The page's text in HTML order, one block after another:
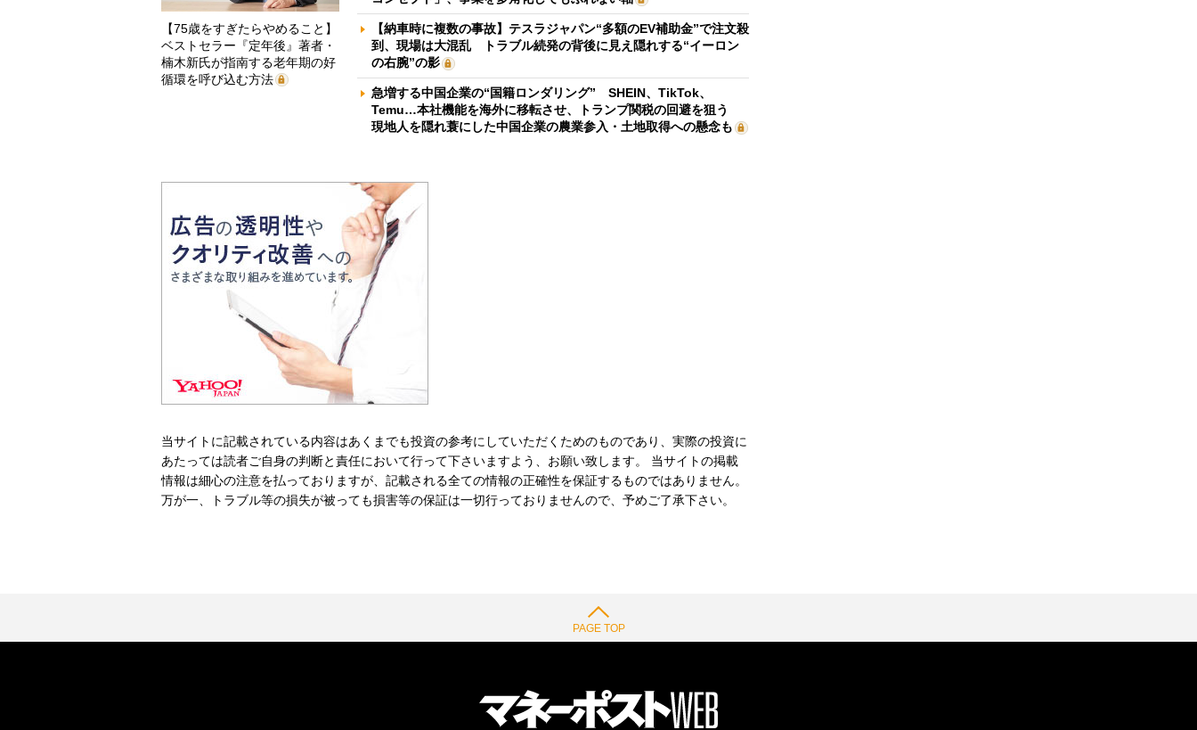
【75歳をすぎたらやめること】
ベストセラー『定年後』著者・
楠木新氏が指南する老年期の好
循環を呼び込む方法
【納車時に複数の事故】テスラジャパン“多額のEV補助金”で注文殺
到、現場は大混乱 トラブル続発の背後に見え隠れする“イーロン
の右腕”の影
急増する中国企業の“国籍ロンダリング” SHEIN、TikTok、
Temu…本社機能を海外に移転させ、トランプ関税の回避を狙う
現地人を隠れ蓑にした中国企業の農業参入・土地取得への懸念も
当サイトに記載されている内容はあくまでも投資の参考にしていただくためのものであり、実際の投資に
あたっては読者ご自身の判断と責任において行って下さいますよう、お願い致します。 当サイトの掲載
情報は細心の注意を払っておりますが、記載される全ての情報の正確性を保証するものではありません。
万が一、トラブル等の損失が被っても損害等の保証は一切行っておりませんので、予めご了承下さい。
PAGE TOP